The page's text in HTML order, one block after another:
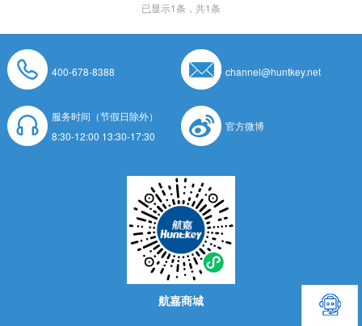
已显示1条，共1条
400-678-8388 channel@huntkey.net
服务时间（节假日除外）
8:30-12:00 13:30-17:30
官方微博
航嘉商城